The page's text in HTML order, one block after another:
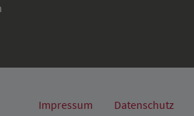
Impressum Datenschutz